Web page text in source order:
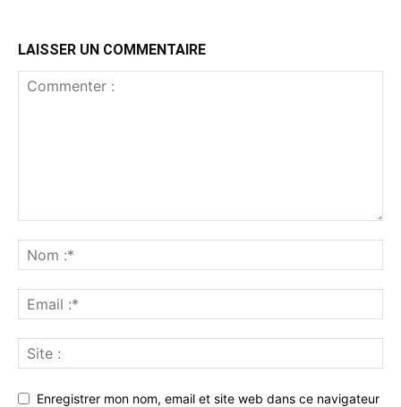
LAISSER UN COMMENTAIRE
Enregistrer mon nom, email et site web dans ce navigateur